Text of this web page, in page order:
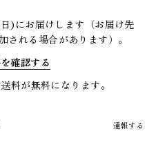
)にお届けします（お届け先
される場合があります）。
確認する
が無料になります。
通報する